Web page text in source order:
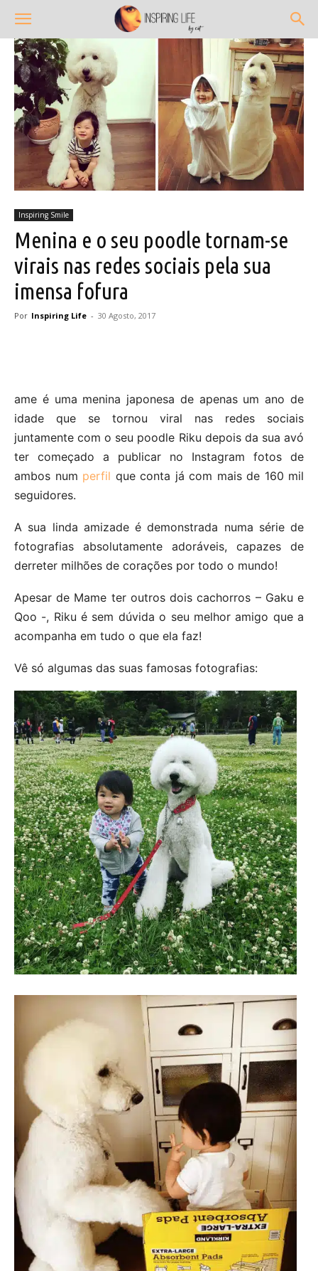
Inspiring Smile
Menina e o seu poodle tornam-se
virais nas redes sociais pela sua
imensa fofura
Por Inspiring Life - 30 Agosto, 2017
ame é uma menina japonesa de apenas um ano de
idade que se tornou viral nas redes sociais
juntamente com o seu poodle Riku depois da sua avó
ter começado a publicar no Instagram fotos de
ambos num perfil que conta já com mais de 160 mil
seguidores.
A sua linda amizade é demonstrada numa série de
fotografias absolutamente adoráveis, capazes de
derreter milhões de corações por todo o mundo!
Apesar de Mame ter outros dois cachorros – Gaku e
Qoo -, Riku é sem dúvida o seu melhor amigo que a
acompanha em tudo o que ela faz!
Vê só algumas das suas famosas fotografias: